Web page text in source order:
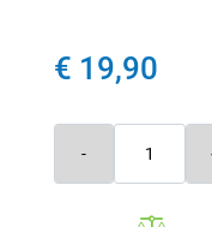
€ 19,90